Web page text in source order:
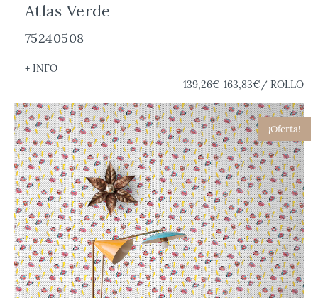
Atlas Verde
75240508
+ INFO
139,26€ 163,83€/ ROLLO
¡Oferta!